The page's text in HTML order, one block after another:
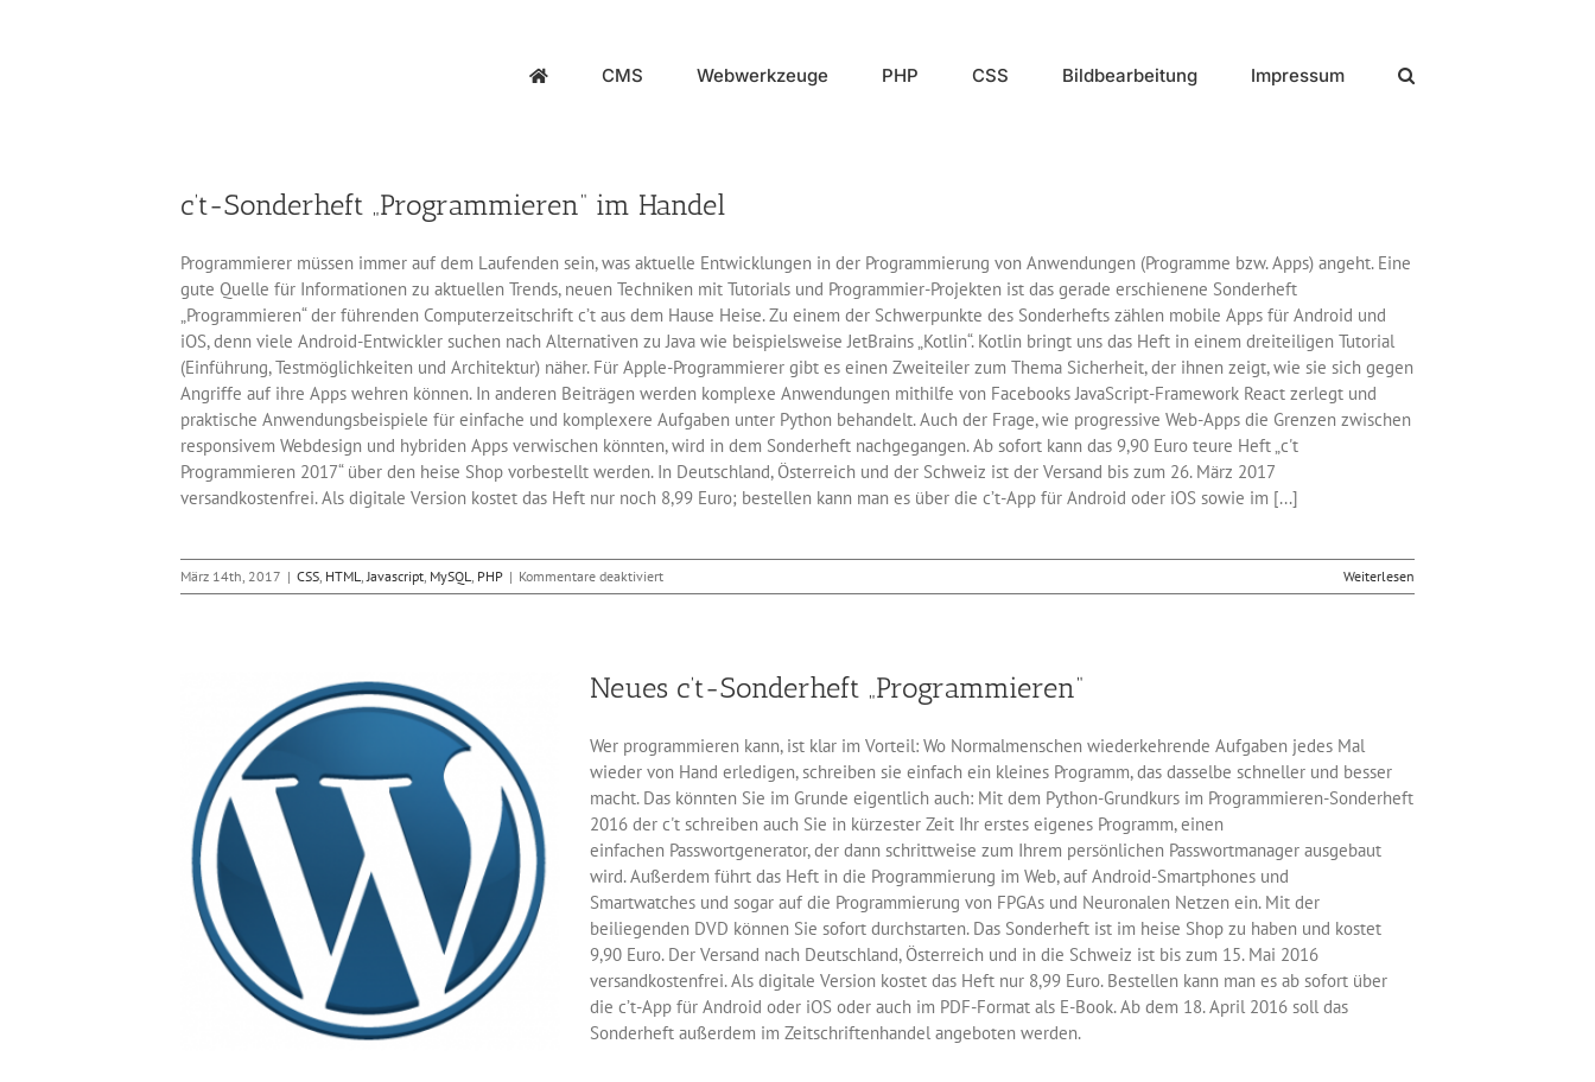
CMS Webwerkzeuge PHP CSS Bildbearbeitung Impressum
c’t-Sonderheft „Programmieren“ im Handel
Programmierer müssen immer auf dem Laufenden sein, was aktuelle Entwicklungen in der Programmierung von Anwendungen (Programme bzw. Apps) angeht. Eine
gute Quelle für Informationen zu aktuellen Trends, neuen Techniken mit Tutorials und Programmier-Projekten ist das gerade erschienene Sonderheft
„Programmieren“ der führenden Computerzeitschrift c’t aus dem Hause Heise. Zu einem der Schwerpunkte des Sonderhefts zählen mobile Apps für Android und
iOS, denn viele Android-Entwickler suchen nach Alternativen zu Java wie beispielsweise JetBrains „Kotlin“. Kotlin bringt uns das Heft in einem dreiteiligen Tutorial
(Einführung, Testmöglichkeiten und Architektur) näher. Für Apple-Programmierer gibt es einen Zweiteiler zum Thema Sicherheit, der ihnen zeigt, wie sie sich gegen
Angriffe auf ihre Apps wehren können. In anderen Beiträgen werden komplexe Anwendungen mithilfe von Facebooks JavaScript-Framework React zerlegt und
praktische Anwendungsbeispiele für einfache und komplexere Aufgaben unter Python behandelt. Auch der Frage, wie progressive Web-Apps die Grenzen zwischen
responsivem Webdesign und hybriden Apps verwischen könnten, wird in dem Sonderheft nachgegangen. Ab sofort kann das 9,90 Euro teure Heft „c't
Programmieren 2017“ über den heise Shop vorbestellt werden. In Deutschland, Österreich und der Schweiz ist der Versand bis zum 26. März 2017
versandkostenfrei. Als digitale Version kostet das Heft nur noch 8,99 Euro; bestellen kann man es über die c’t-App für Android oder iOS sowie im [...]
März 14th, 2017 | CSS, HTML,Javascript, MySQL, PHP | Kommentare deaktiviertfür
c’t-
Handel
Weiterlesen
Neues c’t-Sonderheft „Programmieren“
Wer programmieren kann, ist klar im Vorteil: Wo Normalmenschen wiederkehrende Aufgaben jedes Mal
wieder von Hand erledigen, schreiben sie einfach ein kleines Programm, das dasselbe schneller und besser
macht. Das könnten Sie im Grunde eigentlich auch: Mit dem Python-Grundkurs im Programmieren-Sonderheft
2016 der c't schreiben auch Sie in kürzester Zeit Ihr erstes eigenes Programm, einen
einfachen Passwortgenerator, der dann schrittweise zum Ihrem persönlichen Passwortmanager ausgebaut
wird. Außerdem führt das Heft in die Programmierung im Web, auf Android-Smartphones und
Smartwatches und sogar auf die Programmierung von FPGAs und Neuronalen Netzen ein. Mit der
beiliegenden DVD können Sie sofort durchstarten. Das Sonderheft ist im heise Shop zu haben und kostet
9,90 Euro. Der Versand nach Deutschland, Österreich und in die Schweiz ist bis zum 15. Mai 2016
versandkostenfrei. Als digitale Version kostet das Heft nur 8,99 Euro. Bestellen kann man es ab sofort über
die c’t-App für Android oder iOS oder auch im PDF-Format als E-Book. Ab dem 18. April 2016 soll das
Sonderheft außerdem im Zeitschriftenhandel angeboten werden.